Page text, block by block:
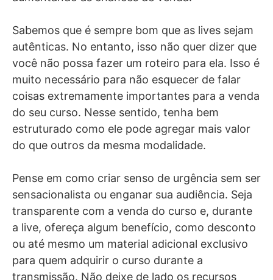
Sabemos que é sempre bom que as lives sejam
autênticas. No entanto, isso não quer dizer que
você não possa fazer um roteiro para ela. Isso é
muito necessário para não esquecer de falar
coisas extremamente importantes para a venda
do seu curso. Nesse sentido, tenha bem
estruturado como ele pode agregar mais valor
do que outros da mesma modalidade.
Pense em como criar senso de urgência sem ser
sensacionalista ou enganar sua audiência. Seja
transparente com a venda do curso e, durante
a live, ofereça algum benefício, como desconto
ou até mesmo um material adicional exclusivo
para quem adquirir o curso durante a
transmissão. Não deixe de lado os recursos